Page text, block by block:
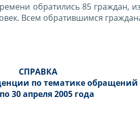
обратились 85 граждан,
Всем обратившимся
СПРАВКА
по тематике
30 апреля 2005 года